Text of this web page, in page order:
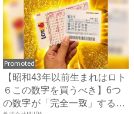
Promoted
【昭和43年以前生まれはロト
６この数字を買うべき】6つ
の数字が「完全一致」する